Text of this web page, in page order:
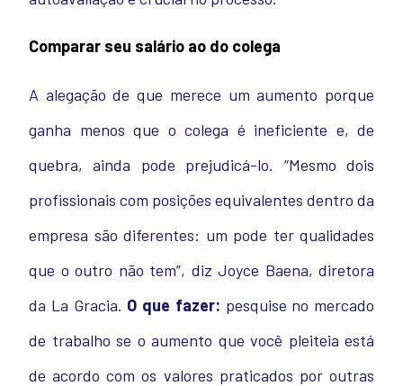
Comparar seu salário ao do colega
A alegação de que merece um aumento porque
ganha menos que o colega é ineficiente e, de
quebra, ainda pode prejudicá-lo. “Mesmo dois
profissionais com posições equivalentes dentro da
empresa são diferentes: um pode ter qualidades
que o outro não tem”, diz Joyce Baena, diretora
da La Gracia. O que fazer: pesquise no mercado
de trabalho se o aumento que você pleiteia está
de acordo com os valores praticados por outras